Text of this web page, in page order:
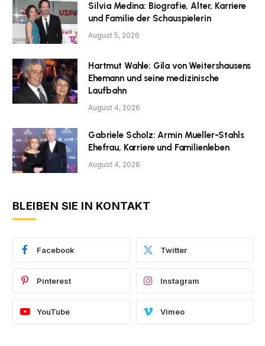
Silvia Medina: Biografie, Alter, Karriere
und Familie der Schauspielerin
August 5, 2026
Hartmut Wahle: Gila von Weitershausens
Ehemann und seine medizinische
Laufbahn
August 4, 2026
Gabriele Scholz: Armin Mueller-Stahls
Ehefrau, Karriere und Familienleben
August 4, 2026
BLEIBEN SIE IN KONTAKT
Facebook Twitter
Pinterest Instagram
YouTube Vimeo